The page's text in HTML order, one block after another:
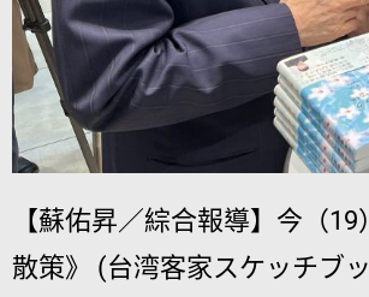
【蘇佑昇／綜合報導】今（
散策》 (台湾客家スケッチブ